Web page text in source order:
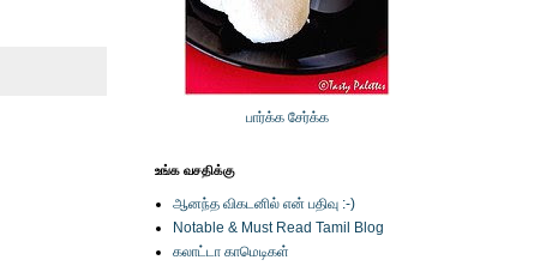
பார்க்க சேர்க்க
உங்க வசதிக்கு
ஆனந்த விகடனில் என் பதிவு :-)
Notable & Must Read Tamil Blog
கலாட்டா காமெடிகள்